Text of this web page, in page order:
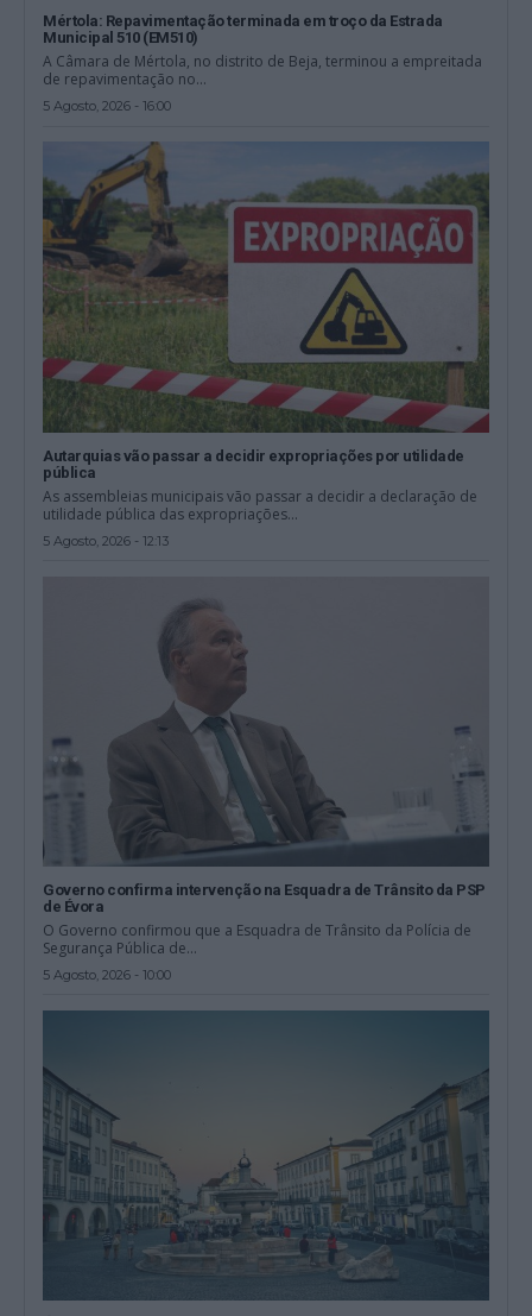
Mértola: Repavimentação terminada em troço da Estrada
Municipal 510 (EM510)
A Câmara de Mértola, no distrito de Beja, terminou a empreitada
de repavimentação no...
5 Agosto, 2026 - 16:00
Autarquias vão passar a decidir expropriações por utilidade
pública
As assembleias municipais vão passar a decidir a declaração de
utilidade pública das expropriações...
5 Agosto, 2026 - 12:13
Governo confirma intervenção na Esquadra de Trânsito da PSP
de Évora
O Governo confirmou que a Esquadra de Trânsito da Polícia de
Segurança Pública de...
5 Agosto, 2026 - 10:00